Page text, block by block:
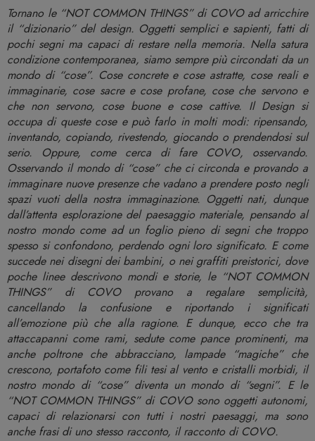
Tornano le “NOT COMMON THINGS” di COVO ad arricchire
il “dizionario” del design. Oggetti semplici e sapienti, fatti di
pochi segni ma capaci di restare nella memoria. Nella satura
condizione contemporanea, siamo sempre più circondati da un
mondo di “cose”. Cose concrete e cose astratte, cose reali e
immaginarie, cose sacre e cose profane, cose che servono e
che non servono, cose buone e cose cattive. Il Design si
occupa di queste cose e può farlo in molti modi: ripensando,
inventando, copiando, rivestendo, giocando o prendendosi sul
serio. Oppure, come cerca di fare COVO, osservando.
Osservando il mondo di “cose” che ci circonda e provando a
immaginare nuove presenze che vadano a prendere posto negli
spazi vuoti della nostra immaginazione. Oggetti nati, dunque
dall’attenta esplorazione del paesaggio materiale, pensando al
nostro mondo come ad un foglio pieno di segni che troppo
spesso si confondono, perdendo ogni loro significato. E come
succede nei disegni dei bambini, o nei graffiti preistorici, dove
poche linee descrivono mondi e storie, le “NOT COMMON
THINGS” di COVO provano a regalare semplicità,
cancellando la confusione e riportando i significati
all’emozione più che alla ragione. E dunque, ecco che tra
attaccapanni come rami, sedute come pance prominenti, ma
anche poltrone che abbracciano, lampade “magiche” che
crescono, portafoto come fili tesi al vento e cristalli morbidi, il
nostro mondo di “cose” diventa un mondo di “segni”. E le
“NOT COMMON THINGS” di COVO sono oggetti autonomi,
capaci di relazionarsi con tutti i nostri paesaggi, ma sono
anche frasi di uno stesso racconto, il racconto di COVO.